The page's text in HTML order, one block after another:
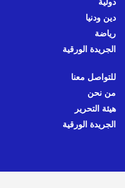
دين ودنيا
رياضة
الجريدة الورقية
للتواصل معنا
من نحن
هيئة التحرير
الجريدة الورقية